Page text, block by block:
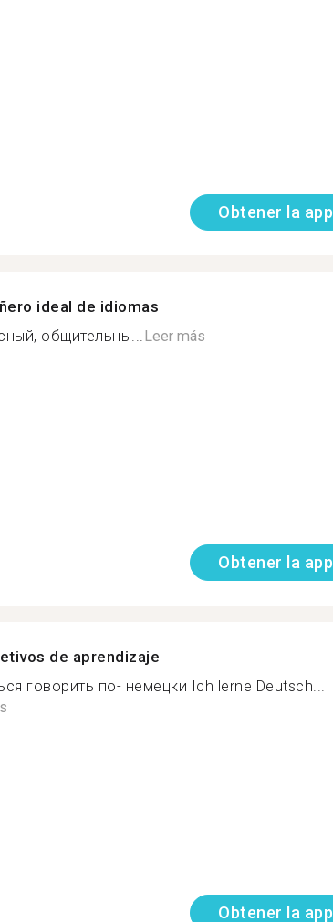
Obtener la app
ideal de idiomas
общительны...Leer más
Obtener la app
de aprendizaje
говорить по- немецки Ich lerne Deutsch...
Obtener la app